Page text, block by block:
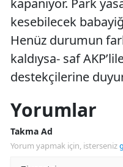
kapanıyor. Park
kesebilecek
Henüz durumun
kaldıysa- saf
destekçilerine
Yorumlar
Takma Ad
Yorum yapmak için, isterseniz